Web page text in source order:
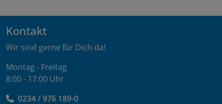
Kontakt
Wir sind gerne für Dich da!
Montag - Freitag
8:00 - 17:00 Uhr
0234 / 976 189-0